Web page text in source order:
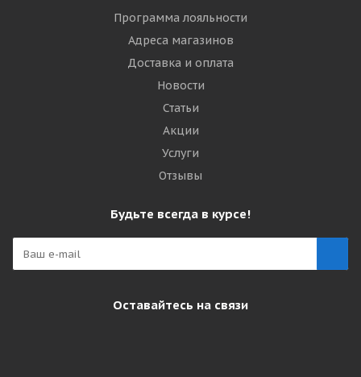
Программа лояльности
Адреса магазинов
Доставка и оплата
Новости
Статьи
Акции
Услуги
Отзывы
Будьте всегда в курсе!
Оставайтесь на связи